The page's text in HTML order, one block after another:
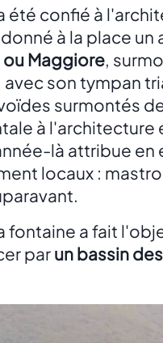
été confié à
à la place
Maggiore,
avec son tympan
surmontés
à l'architecture
là attribue en
locaux :
fontaine a fait
parun bassin